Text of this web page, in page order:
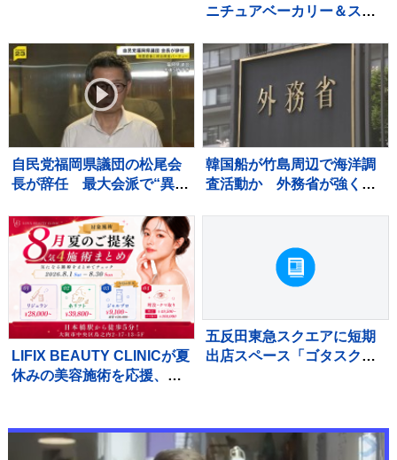
ニチュアベーカリー＆スイ
自民党福岡県議団の松尾会
長が辞任 最大会派で“異
の直後に政治資金パーティ
韓国船が竹島周辺で海洋調
査活動か 外務省が強く抗
LIFIX BEAUTY CLINICが夏
休みの美容施術を応援、二
五反田東急スクエアに短期
出店スペース「ゴタスク」